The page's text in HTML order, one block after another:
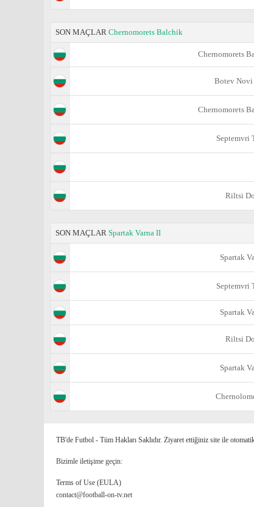
SON MAÇLAR Chernomorets Balchik
Chernomorets
Botev Novi
Chernomorets
Septemvri
Riltsi
SON MAÇLAR Spartak Varna II
Spartak
Septemvri
Spartak
Riltsi
Spartak
TB'de Futbol - Tüm Hakları Saklıdır. Ziyaret ettiğiniz site ile
Bizimle iletişime geçin:
Terms of Use (EULA)
contact@football-on-tv.net